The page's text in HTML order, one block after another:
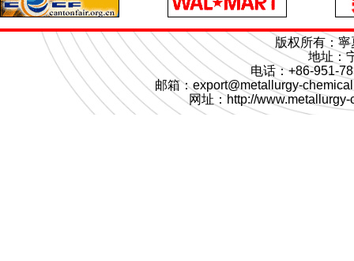
版权所有：
地址：
电话：+86-951-
邮箱：export@metallurgy-
网址：http://